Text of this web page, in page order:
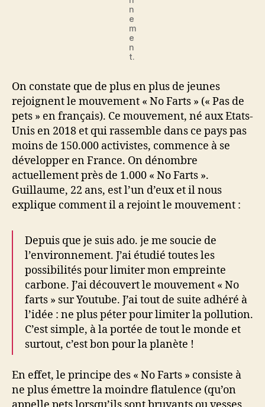
n
e
m
e
n
t.
On constate que de plus en plus de jeunes
rejoignent le mouvement « No Farts » (« Pas de
pets » en français). Ce mouvement, né aux Etats-
Unis en 2018 et qui rassemble dans ce pays pas
moins de 150.000 activistes, commence à se
développer en France. On dénombre
actuellement près de 1.000 « No Farts ».
Guillaume, 22 ans, est l’un d’eux et il nous
explique comment il a rejoint le mouvement :
Depuis que je suis ado. je me soucie de
l’environnement. J’ai étudié toutes les
possibilités pour limiter mon empreinte
carbone. J’ai découvert le mouvement « No
farts » sur Youtube. J’ai tout de suite adhéré à
l’idée : ne plus péter pour limiter la pollution.
C’est simple, à la portée de tout le monde et
surtout, c’est bon pour la planète !
En effet, le principe des « No Farts » consiste à
ne plus émettre la moindre flatulence (qu’on